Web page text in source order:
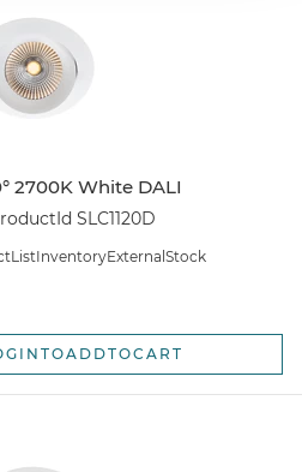
2700K White DALI
SLC1120D